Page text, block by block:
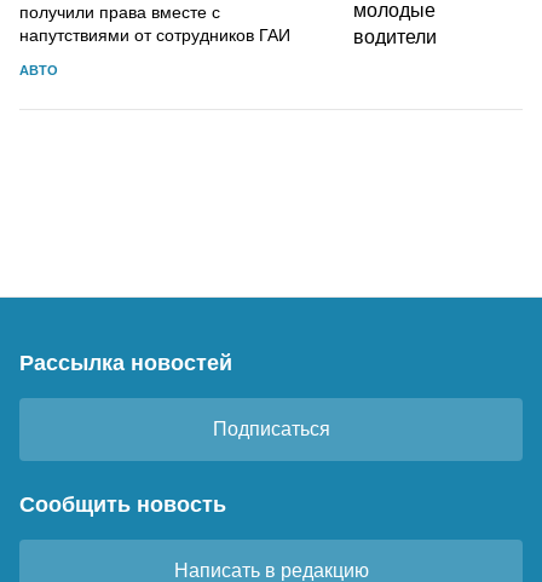
получили права вместе с
напутствиями от сотрудников ГАИ
АВТО
Рассылка новостей
Подписаться
Сообщить новость
Написать в редакцию